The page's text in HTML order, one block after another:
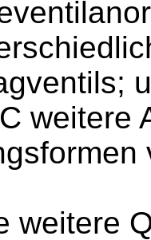
weitere
weitere